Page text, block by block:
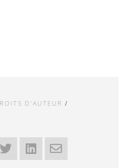
D'AUTEUR /